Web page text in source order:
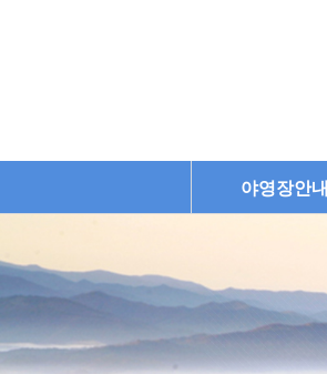
야영장안내